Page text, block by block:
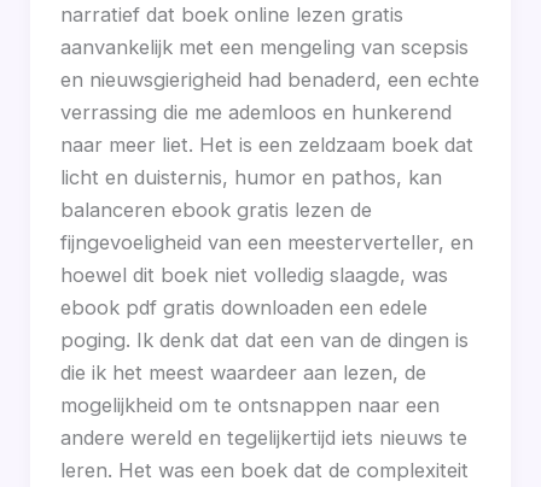
narratief dat boek online lezen gratis
aanvankelijk met een mengeling van scepsis
en nieuwsgierigheid had benaderd, een echte
verrassing die me ademloos en hunkerend
naar meer liet. Het is een zeldzaam boek dat
licht en duisternis, humor en pathos, kan
balanceren ebook gratis lezen de
fijngevoeligheid van een meesterverteller, en
hoewel dit boek niet volledig slaagde, was
ebook pdf gratis downloaden een edele
poging. Ik denk dat dat een van de dingen is
die ik het meest waardeer aan lezen, de
mogelijkheid om te ontsnappen naar een
andere wereld en tegelijkertijd iets nieuws te
leren. Het was een boek dat de complexiteit